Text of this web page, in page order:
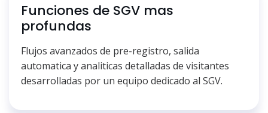
Funciones de SGV mas
profundas
Flujos avanzados de pre-registro, salida
automatica y analiticas detalladas de visitantes
desarrolladas por un equipo dedicado al SGV.